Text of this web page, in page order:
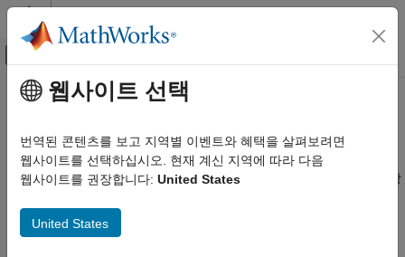
콘텐츠로 바로 가기
오프캔버스 탐색 메뉴 토글
문서 홈
FPGA, ASIC 및 SoC 개발
Fixed-Point Designer
알고리즘 가속화
주요 콘텐츠
데이터 정의
코드 가속화를 위한 데이터 정의
MATLAB ®코드 설계 방식에 따라 데이터 표현 방법과 메모리 할당
제어할 수 있습니다. 설명된 지침에 따라, 알고리즘을
가속화하거나 고정소수점으로 변환할 때 변수 유형을 결정할 수
웹사이트 선택
번역된 콘텐츠를 보고 지역별 이벤트와 혜택을 살펴보려면
웹사이트를 선택하십시오. 현재 계신 지역에 따라 다음
웹사이트를 권장합니다: United States
United States